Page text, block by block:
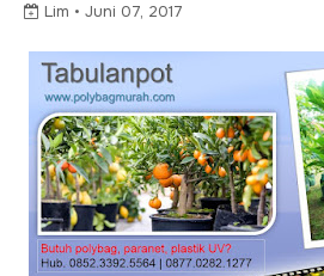
Lim • Juni 07, 2017